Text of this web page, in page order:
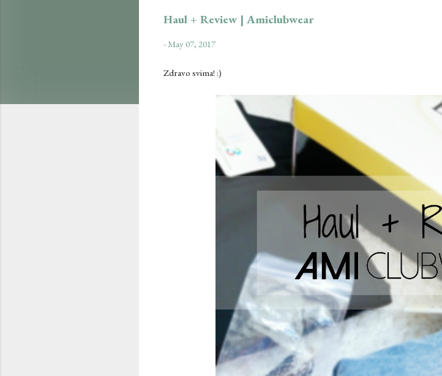
Haul + Review | Amiclubwear
-May 07, 2017
Zdravo svima! :)